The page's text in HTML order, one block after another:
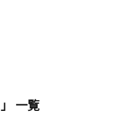
」 一覧